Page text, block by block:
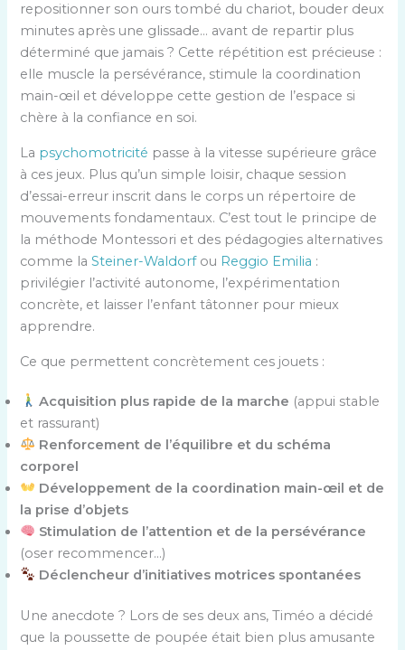
repositionner son ours tombé du chariot, bouder deux
minutes après une glissade… avant de repartir plus
déterminé que jamais ? Cette répétition est précieuse :
elle muscle la persévérance, stimule la coordination
main-œil et développe cette gestion de l’espace si
chère à la confiance en soi.
La psychomotricité passe à la vitesse supérieure grâce
à ces jeux. Plus qu’un simple loisir, chaque session
d’essai-erreur inscrit dans le corps un répertoire de
mouvements fondamentaux. C’est tout le principe de
la méthode Montessori et des pédagogies alternatives
comme laSteiner-Waldorfou Reggio Emilia :
privilégier l’activité autonome, l’expérimentation
concrète, et laisser l’enfant tâtonner pour mieux
apprendre.
Ce que permettent concrètement ces jouets :
Acquisition plus rapide de la marche (appui stable
et rassurant)
Renforcement de l’équilibre et du schéma
corporel
Développement de la coordination main-œil et de
la prise d’objets
Stimulation de l’attention et de la persévérance
(oser recommencer…)
Déclencheur d’initiatives motrices spontanées
Une anecdote ? Lors de ses deux ans, Timéo a décidé
que la poussette de poupée était bien plus amusante